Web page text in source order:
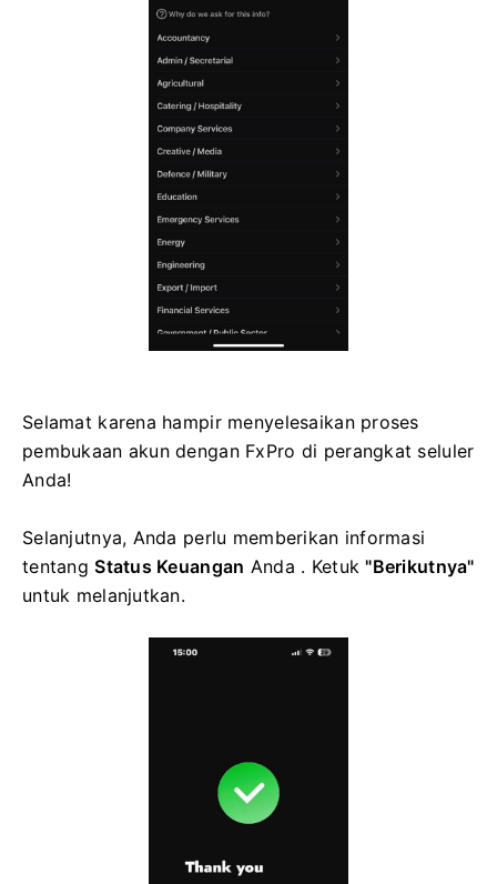
Selamat karena hampir menyelesaikan proses
pembukaan akun dengan FxPro di perangkat seluler
Anda!
Selanjutnya, Anda perlu memberikan informasi
tentangStatus Keuangan Anda . Ketuk "Berikutnya"
untuk melanjutkan.